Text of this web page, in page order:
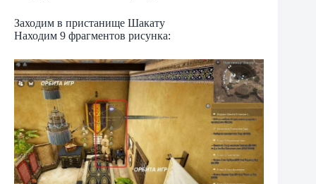
Заходим в пристанище Шакату
Находим 9 фрагментов рисунка: